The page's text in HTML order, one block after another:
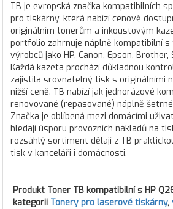
TB je evropská značka kompatibilních
pro tiskárny, která nabízí cenově
originálním tonerům a inkoustovým
portfolio zahrnuje náplně kompatibilní
výrobců jako HP, Canon, Epson,
Každá kazeta prochází důkladnou
zajistila srovnatelný tisk s originálními
nižší ceně. TB nabízí jak jednorázové
renovované (repasované) náplně
Značka je oblíbená mezi domácími
hledají úsporu provozních nákladů na
rozsáhlý sortiment dělají z TB
tisk v kanceláři i domácnosti.
Produkt Toner TB kompatibilní s HP
kategorii Tonery pro laserové tiskárny,